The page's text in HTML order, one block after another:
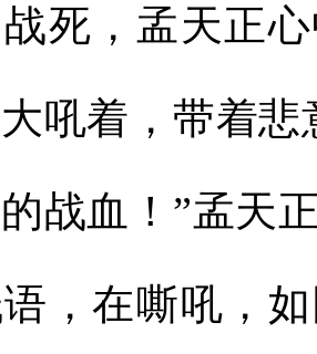
死，孟天正
吼着，带着
战血！”孟天
，在嘶吼，